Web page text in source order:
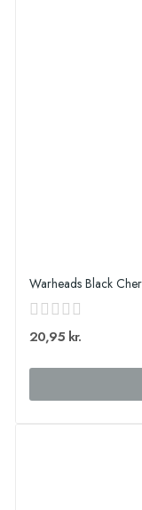
Warheads Black
20,95 kr.